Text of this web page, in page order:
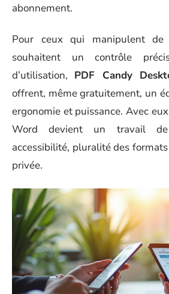
abonnement.
Pour ceux qui manipulent
souhaitent un contrôle
d’utilisation, PDF Candy
offrent, même gratuitement, un
ergonomie et puissance. Avec
Word devient un travail de
accessibilité, pluralité des
privée.